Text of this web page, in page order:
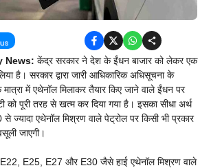
News: केंद्र सरकार ने देश के ईंधन बाजार को लेकर एक
है। सरकार द्वारा जारी आधिकारिक अधिसूचना के
में एथेनॉल मिलाकर तैयार किए जाने वाले ईंधन पर
को पूरी तरह से खत्म कर दिया गया है। इसका सीधा अर्थ
एथेनॉल मिश्रण वाले पेट्रोल पर किसी भी प्रकार
जाएगी।
E25, E27 और E30 जैसे हाई एथेनॉल मिश्रण वाले